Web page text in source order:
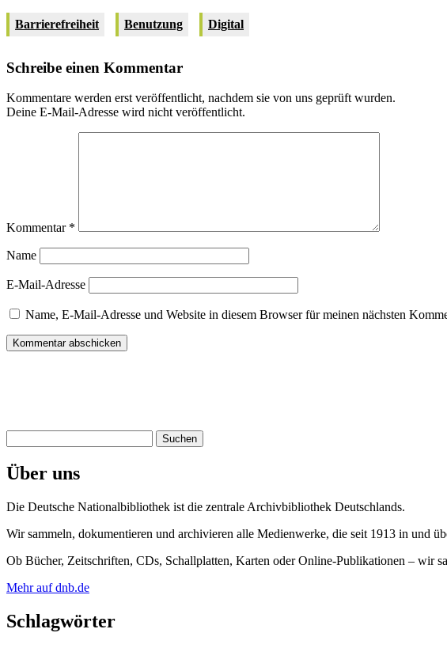
Barrierefreiheit Benutzung Digital
Schreibe einen Kommentar
Kommentare werden erst veröffentlicht, nachdem sie von uns geprüft wurden.
Deine E-Mail-Adresse wird nicht veröffentlicht.
Kommentar *
Name
E-Mail-Adresse
Name, E-Mail-Adresse und Website in diesem Browser für meinen nächsten
nach:
Über uns
Die Deutsche Nationalbibliothek ist die zentrale Archivbibliothek Deutschlands.
Wir sammeln, dokumentieren und archivieren alle Medienwerke, die seit 1913 in und
Ob Bücher, Zeitschriften, CDs, Schallplatten, Karten oder Online-Publikationen – wir
Mehr auf dnb.de
Schlagwörter